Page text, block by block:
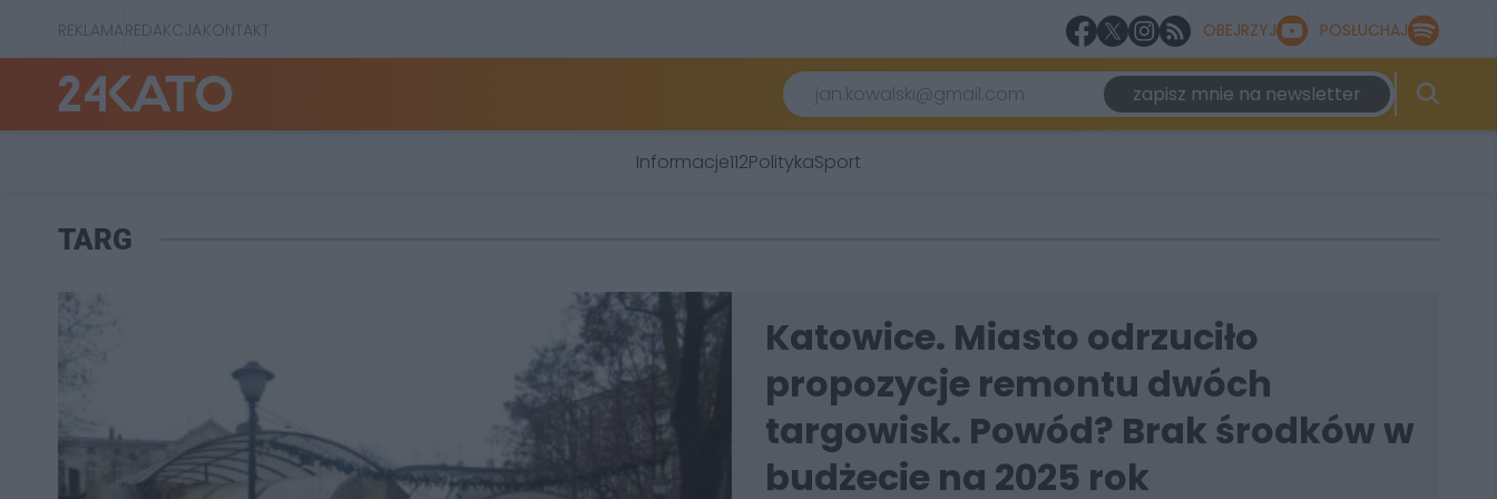
REKLAMAREDAKCJAKONTAKT OBEJRZYJ POSŁUCHAJ
zapisz mnie na newsletter
Informacje112PolitykaSport
TARG
Katowice. Miasto odrzuciło
propozycje remontu dwóch
targowisk. Powód? Brak środków w
budżecie na 2025 rok